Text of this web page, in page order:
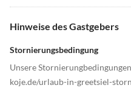
Hinweise des Gastgebers
Stornierungsbedingung
Unsere
koje.de/urlaub-in-greetsiel-